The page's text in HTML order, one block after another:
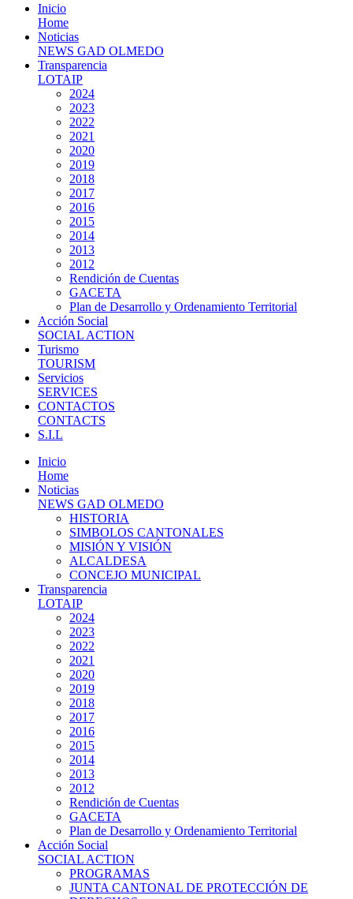
Inicio
Home
Noticias
NEWS GAD OLMEDO
Transparencia
LOTAIP
2024
2023
2022
2021
2020
2019
2018
2017
2016
2015
2014
2013
2012
Rendición de Cuentas
GACETA
Plan de Desarrollo y Ordenamiento Territorial
Acción Social
SOCIAL ACTION
Turismo
TOURISM
Servicios
SERVICES
CONTACTOS
CONTACTS
S.I.L
Inicio
Home
Noticias
NEWS GAD OLMEDO
HISTORIA
SIMBOLOS CANTONALES
MISIÓN Y VISIÓN
ALCALDESA
CONCEJO MUNICIPAL
Transparencia
LOTAIP
2024
2023
2022
2021
2020
2019
2018
2017
2016
2015
2014
2013
2012
Rendición de Cuentas
GACETA
Plan de Desarrollo y Ordenamiento Territorial
Acción Social
SOCIAL ACTION
PROGRAMAS
JUNTA CANTONAL DE PROTECCIÓN DE